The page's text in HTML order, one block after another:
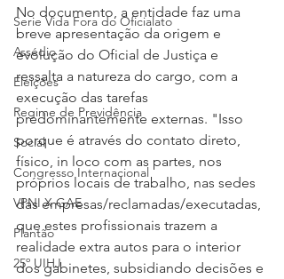
Serie Vida Fora do Oficialato
Assédio
Eleições
Regime de Previdência
Social
Congresso Internacional
VPNI X GAE
Plantão
25º UIHJ
No documento, a entidade faz uma
breve apresentação da origem e
evolução do Oficial de Justiça e
ressalta a natureza do cargo, com a
execução das tarefas
predominantemente externas. "Isso
porque é através do contato direto,
físico, in loco com as partes, nos
próprios locais de trabalho, nas sedes
das empresas/reclamadas/executadas,
que estes profissionais trazem a
realidade extra autos para o interior
dos gabinetes, subsidiando decisões e